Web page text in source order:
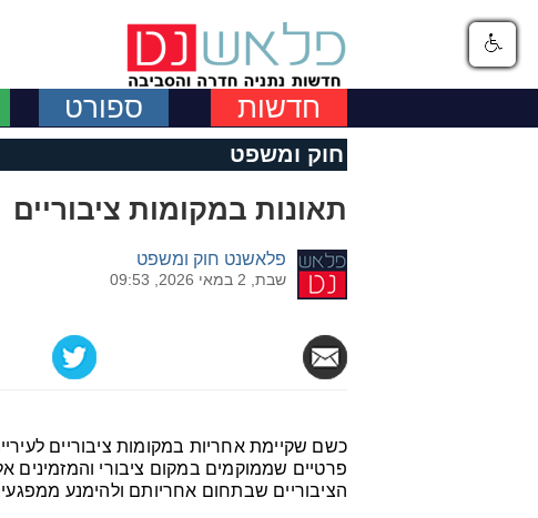
חדשות ספורט
חוק ומשפט
תאונות במקומות ציבוריים
פלאשנט חוק ומשפט
שבת, 2 במאי 2026, 09:53
כשם שקיימת אחריות במקומות ציבוריים
פרטיים שממוקמים במקום ציבורי והמזמינים
הציבוריים שבתחום אחריותם ולהימנע